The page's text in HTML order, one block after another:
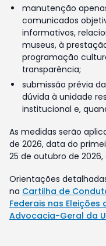
manutenção
comunicados
informativos,
museus, à
programação
transparência;
submissão prévia
dúvida à unidade
institucional e,
As medidas serão
de 2026, data do
25 de outubro de
Orientações
na Cartilha de
Federais nas
Advocacia-Geral da